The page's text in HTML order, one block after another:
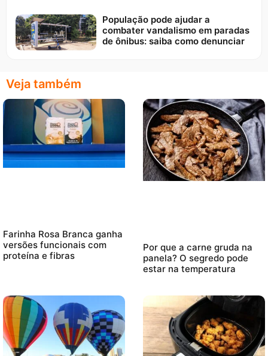
População pode ajudar a
combater vandalismo em paradas
de ônibus: saiba como denunciar
Veja também
Farinha Rosa Branca ganha
versões funcionais com
proteína e fibras
Por que a carne gruda na
panela? O segredo pode
estar na temperatura